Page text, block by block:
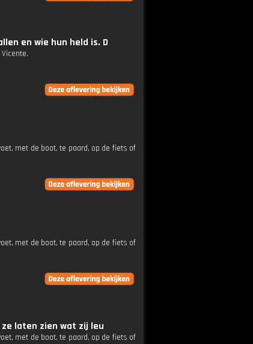
en wie hun held is. D
met de boot, te paard, op de fiets of
met de boot, te paard, op de fiets of
laten zien wat zij leu
met de boot, te paard, op de fiets of